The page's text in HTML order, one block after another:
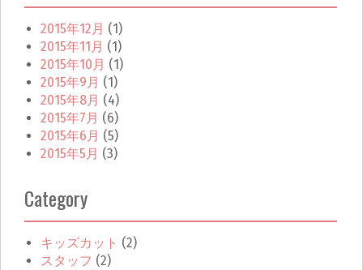
2015年12月 (1)
2015年11月 (1)
2015年10月 (1)
2015年9月 (1)
2015年8月 (4)
2015年7月 (6)
2015年6月 (5)
2015年5月 (3)
Category
キッズカット (2)
スタッフ (2)